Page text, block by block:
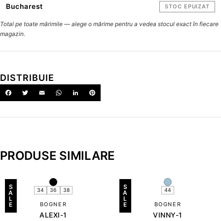
Bucharest STOC EPUIZAT
Total pe toate mărimile — alege o mărime pentru a vedea stocul exact în fiecare
magazin.
DISTRIBUIE
PRODUSE SIMILARE
S
A
L
E
34 36 38
BOGNER
ALEXI-1
S
A
L
E
44
BOGNER
VINNY-1